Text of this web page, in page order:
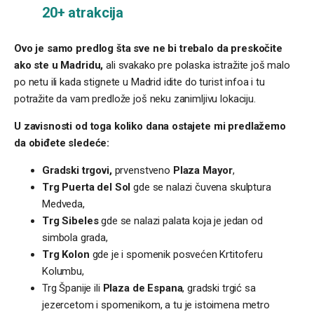
20+ atrakcija
Ovo je samo predlog šta sve ne bi trebalo da preskočite
ako ste u Madridu, ali svakako pre polaska istražite još malo
po netu ili kada stignete u Madrid idite do turist infoa i tu
potražite da vam predlože još neku zanimljivu lokaciju.
U zavisnosti od toga koliko dana ostajete mi predlažemo
da obiđete sledeće:
Gradski trgovi,prvenstveno Plaza Mayor,
Trg Puerta del Sol gde se nalazi čuvena skulptura
Medveda,
Trg Sibelesgde se nalazi palata koja je jedan od
simbola grada,
Trg Kolon gde je i spomenik posvećen Krtitoferu
Kolumbu,
Trg Španije ili Plaza de Espana, gradski trgić sa
jezercetom i spomenikom, a tu je istoimena metro